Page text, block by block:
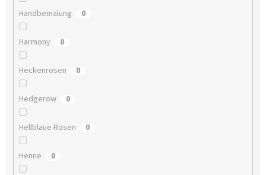
Handbemalung 0
Harmony 0
Heckenrosen 0
Hedgerow 0
Hellblaue Rosen 0
Henne 0